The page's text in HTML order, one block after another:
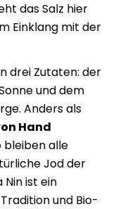
das Salz hier
Einklang mit der
drei Zutaten: der
und dem
Anders als
Hand
bleiben alle
Jod der
Nin ist ein
und Bio-